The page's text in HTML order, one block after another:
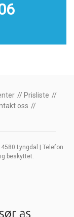
Prisliste
oss
Lyngdal | Telefon
beskyttet.